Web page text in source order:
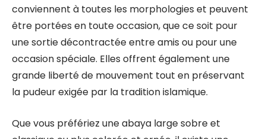
conviennent à toutes les morphologies et peuvent
être portées en toute occasion, que ce soit pour
une sortie décontractée entre amis ou pour une
occasion spéciale. Elles offrent également une
grande liberté de mouvement tout en préservant
la pudeur exigée par la tradition islamique.
Que vous préfériez une abaya large sobre et